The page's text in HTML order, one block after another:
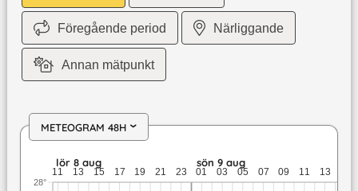
Föregående period Närliggande
Annan mätpunkt
METEOGRAM 48H ›
lör 8 aug: 21,3 till 14,9 grader: ingen nederbörd: upp till 7
lör 8 aug sön 9 aug
11 13 15 17 19 21 23 01 03 05 07 09 11 13
28°